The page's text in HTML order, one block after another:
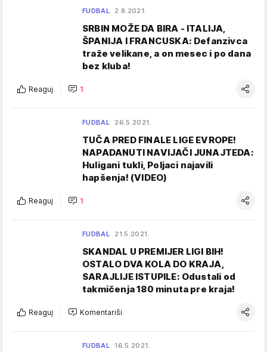
FUDBAL 2.8.2021.
SRBIN MOŽE DA BIRA - ITALIJA,
ŠPANIJA I FRANCUSKA: Defanzivca
traže velikane, a on mesec i po dana
bez kluba!
Reaguj 1
FUDBAL 26.5.2021.
TUČA PRED FINALE LIGE EVROPE!
NAPADANUTI NAVIJAČI JUNAJTEDA:
Huligani tukli, Poljaci najavili
hapšenja! (VIDEO)
Reaguj 1
FUDBAL 21.5.2021.
SKANDAL U PREMIJER LIGI BIH!
OSTALO DVA KOLA DO KRAJA,
SARAJLIJE ISTUPILE: Odustali od
takmičenja 180 minuta pre kraja!
Reaguj Komentariši
FUDBAL 16.5.2021.